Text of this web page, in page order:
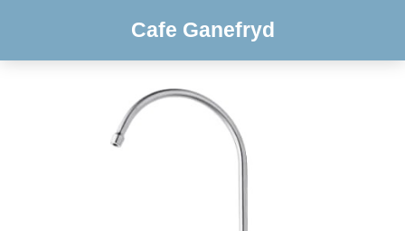
Cafe Ganefryd